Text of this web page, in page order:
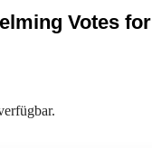
Votes for